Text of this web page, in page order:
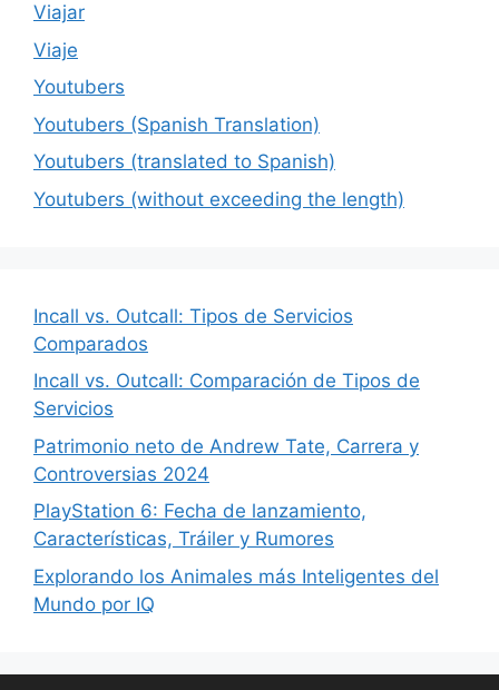
Viajar
Viaje
Youtubers
Youtubers (Spanish Translation)
Youtubers (translated to Spanish)
Youtubers (without exceeding the length)
Incall vs. Outcall: Tipos de Servicios
Comparados
Incall vs. Outcall: Comparación de Tipos de
Servicios
Patrimonio neto de Andrew Tate, Carrera y
Controversias 2024
PlayStation 6: Fecha de lanzamiento,
Características, Tráiler y Rumores
Explorando los Animales más Inteligentes del
Mundo por IQ